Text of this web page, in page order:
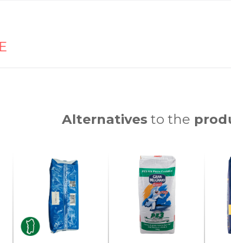
Alternatives to the